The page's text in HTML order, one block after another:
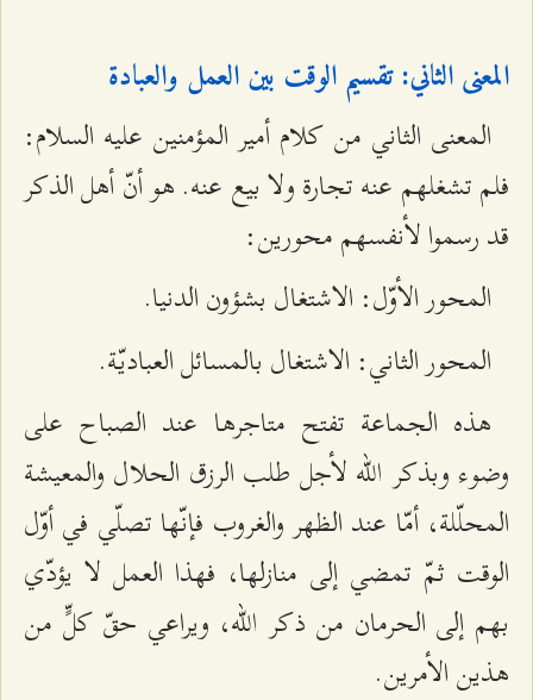
المعنى الثاني: تقسيم الوقت بين العمل والعبادة
المعنى الثاني من كلام أمير المؤمنين عليه السلام:
فلم تشغلهم عنه تجارة ولا بيع عنه. هو أنّ أهل الذكر
قد رسموا لأنفسهم محورين:
المحور الأوّل: الاشتغال بشؤون الدنيا.
المحور الثاني: الاشتغال بالمسائل العباديّة.
هذه الجماعة تفتح متاجرها عند الصباح على
وضوء وبذكر الله لأجل طلب الرزق الحلال والمعيشة
المحلّلة، أمّا عند الظهر والغروب فإنّها تصلّي في أوّل
الوقت ثمّ تمضي إلى منازلها، فهذا العمل لا يؤدّي
بهم إلى الحرمان من ذكر الله، ويراعي حقّ كلٍّ من
هذين الأمرين.